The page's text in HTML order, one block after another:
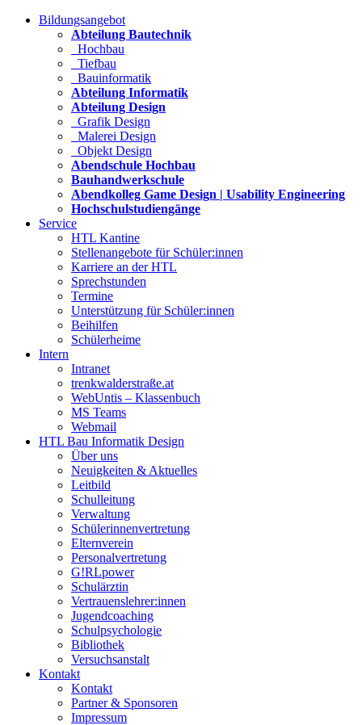
Bildungsangebot
Abteilung Bautechnik
Hochbau
Tiefbau
Bauinformatik
Abteilung Informatik
Abteilung Design
Grafik Design
Malerei Design
Objekt Design
Abendschule Hochbau
Bauhandwerkschule
Abendkolleg Game Design | Usability Engineering
Hochschulstudiengänge
Service
HTL Kantine
Stellenangebote für Schüler:innen
Karriere an der HTL
Sprechstunden
Termine
Unterstützung für Schüler:innen
Beihilfen
Schülerheime
Intern
Intranet
trenkwalderstraße.at
WebUntis – Klassenbuch
MS Teams
Webmail
HTL Bau Informatik Design
Über uns
Neuigkeiten & Aktuelles
Leitbild
Schulleitung
Verwaltung
Schülerinnenvertretung
Elternverein
Personalvertretung
G!RLpower
Schulärztin
Vertrauenslehrer:innen
Jugendcoaching
Schulpsychologie
Bibliothek
Versuchsanstalt
Kontakt
Kontakt
Partner & Sponsoren
Impressum